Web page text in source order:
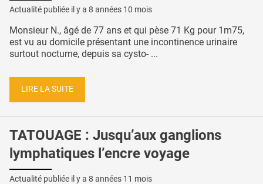
Actualité publiée il y a 8 années 10 mois
Monsieur N., âgé de 77 ans et qui pèse 71 Kg pour 1m75,
est vu au domicile présentant une incontinence urinaire
surtout nocturne, depuis sa cysto- ...
LIRE LA SUITE
TATOUAGE : Jusqu’aux ganglions
lymphatiques l’encre voyage
Actualité publiée il y a 8 années 11 mois